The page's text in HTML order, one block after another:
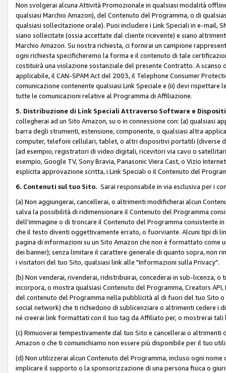
Non svolgerai alcuna Attività Promozionale in qualsiasi modalità
qualsiasi Marchio Amazon), del Contenuto del Programma, o di
qualsiasi sollecitazione orale). Puoi includere i Link Speciali in e-mail,
siano sollecitate (ossia accettate dal cliente ricevente) e siano
Marchio Amazon. Su nostra richiesta, ci fornirai un campione
ogni richiesta specificheremo la forma e il contenuto di tale
costituirà una violazione sostanziale del presente Contratto. A
applicabile, il CAN-SPAM Act del 2003, il Telephone Consumer
comunicazione contenente qualsiasi Link Speciale e (ii) devi
tutte le comunicazioni relative al Programma di Affiliazione.
5. Distribuzione di Link Speciali Attraverso Software e
collegherai ad un Sito Amazon, su o in connessione con: (a)
barra degli strumenti, estensione, componente, o qualsiasi altra
computer, telefoni cellulari, tablet, o altri dispositivi portatili (diverse
(ad esempio, registratori di video digitali, ricevitori via cavo o
esempio, Google TV, Sony Bravia, Panasonic Viera Cast, o Vizio
esplicita approvazione scritta, i Link Speciali o il Contenuto del
6. Contenuti sul tuo Sito. Sarai responsabile in via esclusiva per i
(a) Non aggiungerai, cancellerai, o altrimenti modificherai alcun
salva la possibilità di ridimensionare il Contenuto del Programma
dell'immagine o di troncare il Contenuto del Programma consistente
che il testo diventi oggettivamente errato, o fuorviante. Alcuni tipi di
pagina di informazioni su un Sito Amazon che non è formattato
dei banner); senza limitare il carattere generale di quanto sopra, non
i visitatori del tuo Sito, qualsiasi link alle "Informazioni sulla Privacy".
(b) Non venderai, rivenderai, ridistribuirai, concederai in sub-licenza,
incorpora, o mostra qualsiasi Contenuto del Programma, Creators
del contenuto del Programma nella pubblicità al di fuori del tuo Sito
social network) che ti richiedono di sublicenziare o altrimenti cedere i
né creerai link formattati con il tuo tag da Affiliato per, o mostrerai tali
(c) Rimuoverai tempestivamente dal tuo Sito e cancellerai o
Amazon o che ti comunichiamo non essere più disponibile per il tuo
(d) Non utilizzerai alcun Contenuto del Programma, incluso ogni
implicare il supporto o la sponsorizzazione di una persona fisica o